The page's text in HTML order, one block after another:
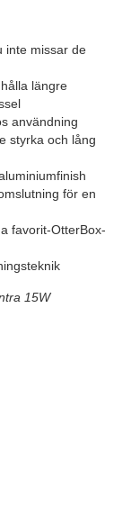
inte missar de
längre
användning
styrka och lång
för en
favorit-OtterBox-
15W